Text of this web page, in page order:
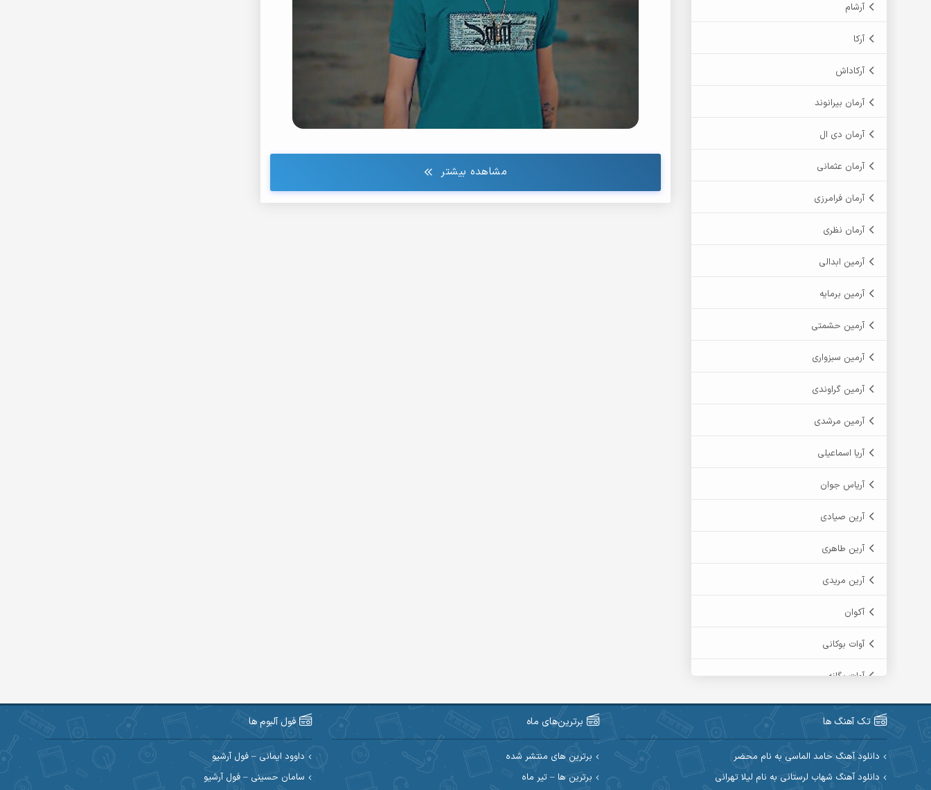
آرشام
آرکا
آرکاداش
آرمان بیرانوند
آرمان دی ال
آرمان عثمانی
آرمان فرامرزی
آرمان نظری
آرمین ابدالی
آرمین برمایه
آرمین حشمتی
آرمین سبزواری
آرمین گراوندی
آرمین مرشدی
آریا اسماعیلی
آریاس جوان
آرین صیادی
آرین طاهری
آرین مریدی
آکوان
آوات بوکانی
آوات یگانه
آیت احمدنژاد
آیهان
ابراهیم شمس
مشاهده بیشتر
تک آهنگ ها
دانلود آهنگ حامد الماسی به نام محضر
دانلود آهنگ شهاب لرستانی به نام لیلا تهرانی
برترین‌های ماه
برترین های منتشر شده
برترین ها – تیر ماه
فول آلبوم ها
داوود ایمانی – فول آرشیو
سامان حسینی – فول آرشیو